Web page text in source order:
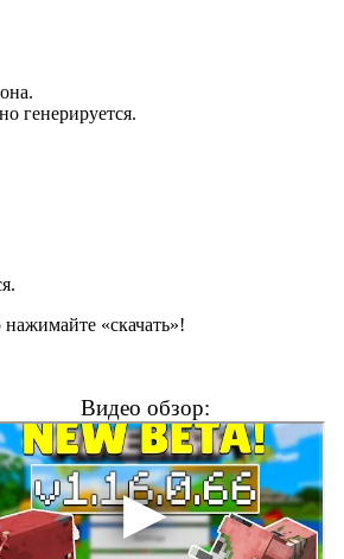
генерируется.
«скачать»!
Видео обзор: